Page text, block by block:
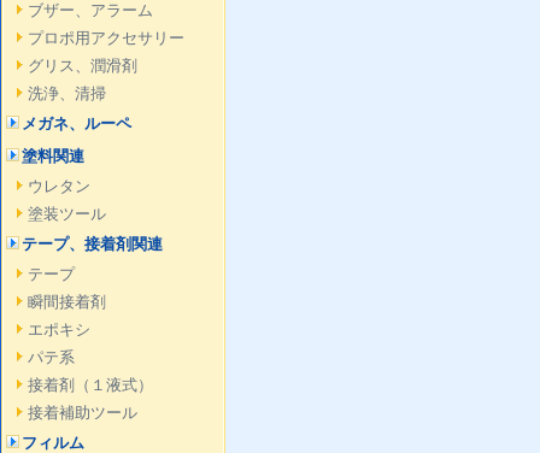
ブザー、アラーム
プロポ用アクセサリー
グリス、潤滑剤
洗浄、清掃
メガネ、ルーペ
塗料関連
ウレタン
塗装ツール
テープ、接着剤関連
テープ
瞬間接着剤
エポキシ
パテ系
接着剤（１液式）
接着補助ツール
フィルム